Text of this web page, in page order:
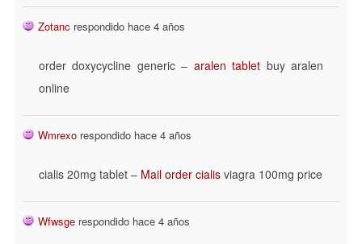
Zotanc respondido hace 4 años
order doxycycline generic – aralen tablet buy aralen
online
Wmrexo respondido hace 4 años
cialis 20mg tablet – Mail order cialis viagra 100mg price
Wfwsge respondido hace 4 años